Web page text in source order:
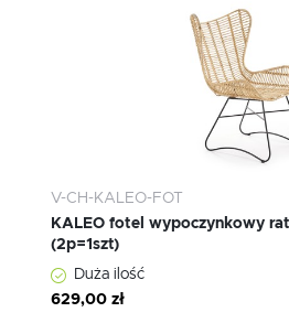
V-CH-KALEO-FOT
KALEO fotel wypoczynkowy
(2p=1szt)
Duża ilość
629,00 zł